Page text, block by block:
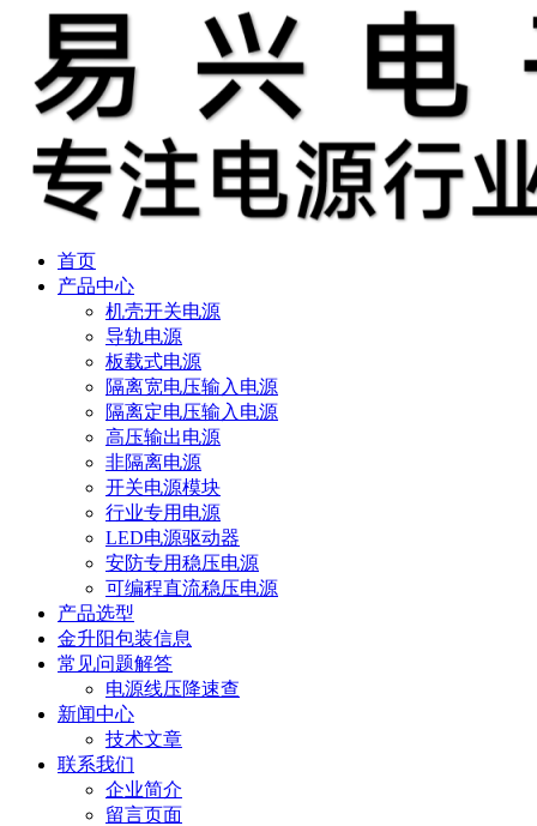
首页
产品中心
机壳开关电源
导轨电源
板载式电源
隔离宽电压输入电源
隔离定电压输入电源
高压输出电源
非隔离电源
开关电源模块
行业专用电源
LED电源驱动器
安防专用稳压电源
可编程直流稳压电源
产品选型
金升阳包装信息
常见问题解答
电源线压降速查
新闻中心
技术文章
联系我们
企业简介
留言页面